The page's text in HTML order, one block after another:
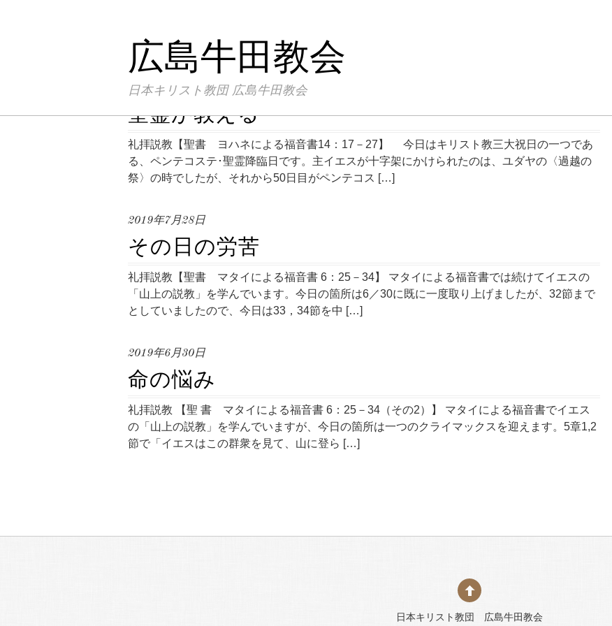
広島牛田教会
日本キリスト教団 広島牛田教会
牧師の部屋
2020年6月21日
聖霊が教える
礼拝説教【聖書 ヨハネによる福音書14：17－27】 今日はキリスト教三大祝日の一つであ
る、ペンテコステ･聖霊降臨日です。主イエスが十字架にかけられたのは、ユダヤの〈過越の
祭〉の時でしたが、それから50日目がペンテコス […]
2019年7月28日
その日の労苦
礼拝説教【聖書 マタイによる福音書 6：25－34】 マタイによる福音書では続けてイエスの
「山上の説教」を学んでいます。今日の箇所は6／30に既に一度取り上げましたが、32節まで
としていましたので、今日は33，34節を中 […]
2019年6月30日
命の悩み
礼拝説教 【聖 書 マタイによる福音書 6：25－34（その2）】 マタイによる福音書でイエス
の「山上の説教」を学んでいますが、今日の箇所は一つのクライマックスを迎えます。5章1,2
節で「イエスはこの群衆を見て、山に登ら […]
日本キリスト教団 広島牛田教会